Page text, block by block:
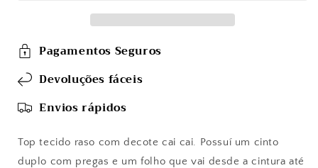
Pagamentos Seguros
Devoluções fáceis
Envios rápidos
Top tecido raso com decote cai cai. Possuí um cinto
duplo com pregas e um folho que vai desde a cintura até